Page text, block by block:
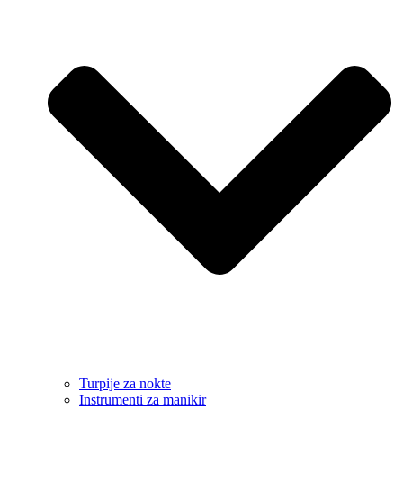
Turpije za nokte
Instrumenti za manikir